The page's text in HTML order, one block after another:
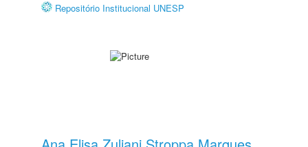
Repositório Institucional UNESP